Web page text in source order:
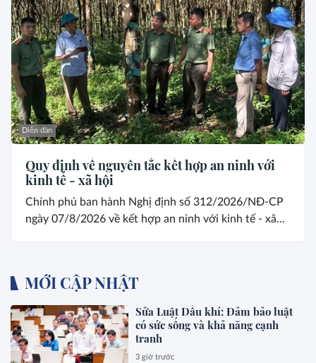
Diễn đàn
Quy định về nguyên tắc kết hợp an ninh với
kinh tế - xã hội
Chính phủ ban hành Nghị định số 312/2026/NĐ-CP
ngày 07/8/2026 về kết hợp an ninh với kinh tế - xã...
MỚI CẬP NHẬT
Sửa Luật Dầu khí: Đảm bảo luật
có sức sống và khả năng cạnh
tranh
3 giờ trước